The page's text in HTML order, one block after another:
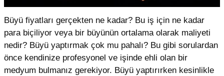
Büyü fiyatları gerçekten ne kadar? Bu iş için ne kadar
para biçiliyor veya bir büyünün ortalama olarak maliyeti
nedir? Büyü yaptırmak çok mu pahalı? Bu gibi sorulardan
önce kendinize profesyonel ve işinde ehli olan bir
medyum bulmanız gerekiyor. Büyü yaptırırken kesinlikle